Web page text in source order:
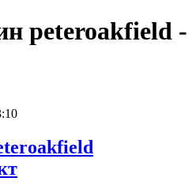
peteroakfield -